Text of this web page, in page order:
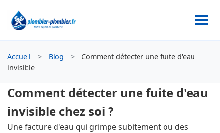
Accueil > Blog >
Comment détecter une fuite d'eau
invisible
Comment détecter une fuite d'eau
invisible chez soi ?
Une facture d'eau qui grimpe subitement ou des